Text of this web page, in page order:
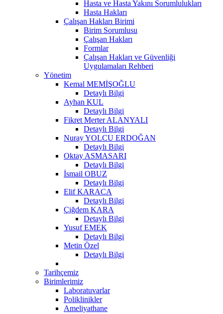
Hasta ve Hasta Yakını Sorumlulukları
Hasta Hakları
Çalışan Hakları Birimi
Birim Sorumlusu
Çalışan Hakları
Formlar
Çalışan Hakları ve Güvenliği
Uygulamaları Rehberi
Yönetim
Kemal MEMİŞOĞLU
Detaylı Bilgi
Ayhan KUL
Detaylı Bilgi
Fikret Merter ALANYALI
Detaylı Bilgi
Nuray YOLCU ERDOĞAN
Detaylı Bilgi
Oktay ASMASARI
Detaylı Bilgi
İsmail OBUZ
Detaylı Bilgi
Elif KARACA
Detaylı Bilgi
Çiğdem KARA
Detaylı Bilgi
Yusuf EMEK
Detaylı Bilgi
Metin Özel
Detaylı Bilgi
Tarihçemiz
Birimlerimiz
Laboratuvarlar
Poliklinikler
Ameliyathane